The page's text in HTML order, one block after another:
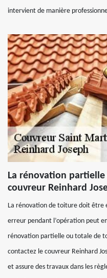
intervient de manière
La rénovation
couvreur Reinhard
La rénovation de toiture doit être
erreur pendant l’opération peut
rénovation partielle ou totale de
contactez le couvreur Reinhard
et assure des travaux dans les